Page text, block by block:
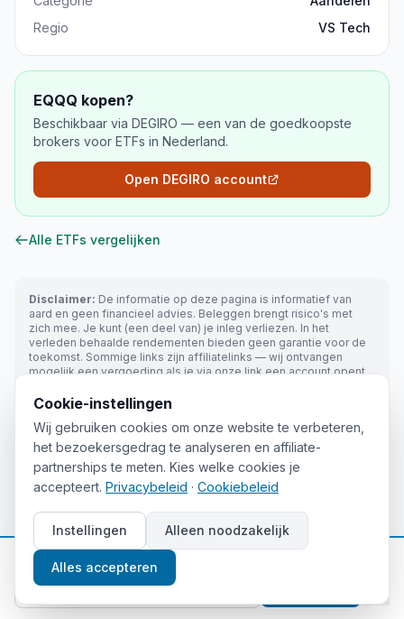
Regio
VS Tech
EQQQ kopen?
Beschikbaar via DEGIRO — een van de goedkoopste
brokers voor ETFs in Nederland.
Open DEGIRO account
Alle ETFs vergelijken
Disclaimer: De informatie op deze pagina is informatief van
aard en geen financieel advies. Beleggen brengt risico's met
zich mee. Je kunt (een deel van) je inleg verliezen. In het
verleden behaalde rendementen bieden geen garantie voor de
toekomst. Sommige links zijn affiliatelinks — wij ontvangen
mogelijk een vergoeding als je via onze link een account opent.
Cookie-instellingen
Wij gebruiken cookies om onze website te verbeteren,
het bezoekersgedrag te analyseren en affiliate-
partnerships te meten. Kies welke cookies je
accepteert. Privacybeleid · Cookiebeleid
Instellingen Alleen noodzakelijk
Alles accepteren
📈 Gratis beleggingstips